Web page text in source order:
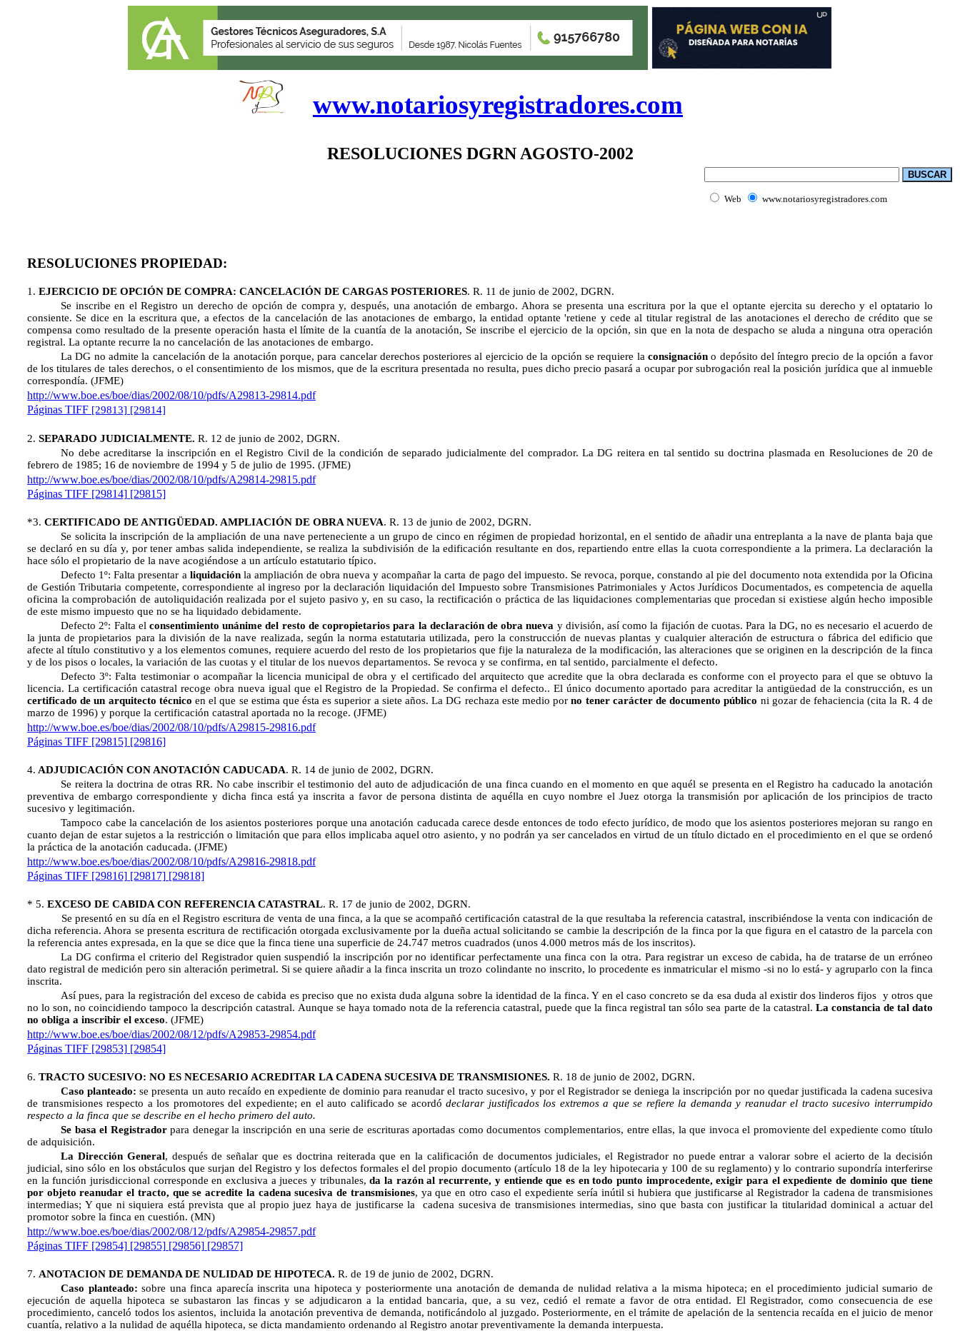
www.notariosyregistradores.com
RESOLUCIONES DGRN AGOSTO-2002
Web www.notariosyregistradores.com
RESOLUCIONES PROPIEDAD:
1. EJERCICIO DE OPCIÓN DE COMPRA: CANCELACIÓN DE CARGAS POSTERIORES. R. 11 de junio de 2002, DGRN.
Se inscribe en el Registro un derecho de opción de compra y, después, una anotación de embargo. Ahora se presenta una escritura por la que el optante ejercita su derecho y el optatario lo
consiente. Se dice en la escritura que, a efectos de la cancelación de las anotaciones de embargo, la entidad optante 'retiene y cede al titular registral de las anotaciones el derecho de crédito que se
compensa como resultado de la presente operación hasta el límite de la cuantía de la anotación, Se inscribe el ejercicio de la opción, sin que en la nota de despacho se aluda a ninguna otra operación
registral. La optante recurre la no cancelación de las anotaciones de embargo.
La DG no admite la cancelación de la anotación porque, para cancelar derechos posteriores al ejercicio de la opción se requiere la consignacióno depósito del íntegro precio de la opción a favor
de los titulares de tales derechos, o el consentimiento de los mismos, que de la escritura presentada no resulta, pues dicho precio pasará a ocupar por subrogación real la posición jurídica que al inmueble
correspondía. (JFME)
http://www.boe.es/boe/dias/2002/08/10/pdfs/A29813-29814.pdf
Páginas TIFF [29813] [29814]
2. SEPARADO JUDICIALMENTE. R. 12 de junio de 2002, DGRN.
No debe acreditarse la inscripción en el Registro Civil de la condición de separado judicialmente del comprador. La DG reitera en tal sentido su doctrina plasmada en Resoluciones de 20 de
febrero de 1985; 16 de noviembre de 1994 y 5 de julio de 1995. (JFME)
http://www.boe.es/boe/dias/2002/08/10/pdfs/A29814-29815.pdf
Páginas TIFF [29814] [29815]
*3. CERTIFICADO DE ANTIGÜEDAD. AMPLIACIÓN DE OBRA NUEVA. R. 13 de junio de 2002, DGRN.
Se solicita la inscripción de la ampliación de una nave perteneciente a un grupo de cinco en régimen de propiedad horizontal, en el sentido de añadir una entreplanta a la nave de planta baja que
se declaró en su día y, por tener ambas salida independiente, se realiza la subdivisión de la edificación resultante en dos, repartiendo entre ellas la cuota correspondiente a la primera. La declaración la
hace sólo el propietario de la nave acogiéndose a un artículo estatutario típico.
Defecto 1º: Falta presentar a liquidaciónla ampliación de obra nueva y acompañar la carta de pago del impuesto. Se revoca, porque, constando al pie del documento nota extendida por la Oficina
de Gestión Tributaria competente, correspondiente al ingreso por la declaración liquidación del Impuesto sobre Transmisiones Patrimoniales y Actos Jurídicos Documentados, es competencia de aquella
oficina la comprobación de autoliquidación realizada por el sujeto pasivo y, en su caso, la rectificación o práctica de las liquidaciones complementarias que procedan si existiese algún hecho imposible
de este mismo impuesto que no se ha liquidado debidamente.
Defecto 2º: Falta elconsentimiento unánime del resto de copropietarios para la declaración de obra nueva y división, así como la fijación de cuotas. Para la DG, no es necesario el acuerdo de
la junta de propietarios para la división de la nave realizada, según la norma estatutaria utilizada, pero la construcción de nuevas plantas y cualquier alteración de estructura o fábrica del edificio que
afecte al título constitutivo y a los elementos comunes, requiere acuerdo del resto de los propietarios que fije la naturaleza de la modificación, las alteraciones que se originen en la descripción de la finca
y de los pisos o locales, la variación de las cuotas y el titular de los nuevos departamentos. Se revoca y se confirma, en tal sentido, parcialmente el defecto.
Defecto 3º: Falta testimoniar o acompañar la licencia municipal de obra y el certificado del arquitecto que acredite que la obra declarada es conforme con el proyecto para el que se obtuvo la
licencia. La certificación catastral recoge obra nueva igual que el Registro de la Propiedad. Se confirma el defecto.. El único documento aportado para acreditar la antigüedad de la construcción, es un
certificado de un arquitecto técnico en el que se estima que ésta es superior a siete años. La DG rechaza este medio porno tener carácter de documento público ni gozar de fehaciencia (cita la R. 4 de
marzo de 1996) y porque la certificación catastral aportada no la recoge. (JFME)
http://www.boe.es/boe/dias/2002/08/10/pdfs/A29815-29816.pdf
Páginas TIFF [29815] [29816]
4. ADJUDICACIÓN CON ANOTACIÓN CADUCADA. R. 14 de junio de 2002, DGRN.
Se reitera la doctrina de otras RR. No cabe inscribir el testimonio del auto de adjudicación de una finca cuando en el momento en que aquél se presenta en el Registro ha caducado la anotación
preventiva de embargo correspondiente y dicha finca está ya inscrita a favor de persona distinta de aquélla en cuyo nombre el Juez otorga la transmisión por aplicación de los principios de tracto
sucesivo y legitimación.
Tampoco cabe la cancelación de los asientos posteriores porque una anotación caducada carece desde entonces de todo efecto jurídico, de modo que los asientos posteriores mejoran su rango en
cuanto dejan de estar sujetos a la restricción o limitación que para ellos implicaba aquel otro asiento, y no podrán ya ser cancelados en virtud de un título dictado en el procedimiento en el que se ordenó
la práctica de la anotación caducada. (JFME)
http://www.boe.es/boe/dias/2002/08/10/pdfs/A29816-29818.pdf
Páginas TIFF [29816] [29817] [29818]
* 5. EXCESO DE CABIDA CON REFERENCIA CATASTRAL. R. 17 de junio de 2002, DGRN.
Se presentó en su día en el Registro escritura de venta de una finca, a la que se acompañó certificación catastral de la que resultaba la referencia catastral, inscribiéndose la venta con indicación de
dicha referencia. Ahora se presenta escritura de rectificación otorgada exclusivamente por la dueña actual solicitando se cambie la descripción de la finca por la que figura en el catastro de la parcela con
la referencia antes expresada, en la que se dice que la finca tiene una superficie de 24.747 metros cuadrados (unos 4.000 metros más de los inscritos).
La DG confirma el criterio del Registrador quien suspendió la inscripción por no identificar perfectamente una finca con la otra. Para registrar un exceso de cabida, ha de tratarse de un erróneo
dato registral de medición pero sin alteración perimetral. Si se quiere añadir a la finca inscrita un trozo colindante no inscrito, lo procedente es inmatricular el mismo -si no lo está- y agruparlo con la finca
inscrita.
Así pues, para la registración del exceso de cabida es preciso que no exista duda alguna sobre la identidad de la finca. Y en el caso concreto se da esa duda al existir dos linderos fijos y otros que
no lo son, no coincidiendo tampoco la descripción catastral. Aunque se haya tomado nota de la referencia catastral, puede que la finca registral tan sólo sea parte de la catastral. La constancia de tal dato
no obliga a inscribir el exceso. (JFME)
http://www.boe.es/boe/dias/2002/08/12/pdfs/A29853-29854.pdf
Páginas TIFF [29853] [29854]
6. TRACTO SUCESIVO: NO ES NECESARIO ACREDITAR LA CADENA SUCESIVA DE TRANSMISIONES. R. 18 de junio de 2002, DGRN.
Caso planteado: se presenta un auto recaído en expediente de dominio para reanudar el tracto sucesivo, y por el Registrador se deniega la inscripción por no quedar justificada la cadena sucesiva
de transmisiones respecto a los promotores del expediente; en el auto calificado se acordó declarar justificados los extremos a que se refiere la demanda y reanudar el tracto sucesivo interrumpido
respecto a la finca que se describe en el hecho primero del auto.
Se basa el Registradorpara denegar la inscripción en una serie de escrituras aportadas como documentos complementarios, entre ellas, la que invoca el promoviente del expediente como título
de adquisición.
La Dirección General, después de señalar que es doctrina reiterada que en la calificación de documentos judiciales, el Registrador no puede entrar a valorar sobre el acierto de la decisión
judicial, sino sólo en los obstáculos que surjan del Registro y los defectos formales el del propio documento (artículo 18 de la ley hipotecaria y 100 de su reglamento) y lo contrario supondría interferirse
en la función jurisdiccional corresponde en exclusiva a jueces y tribunales, da la razón al recurrente, y entiende que es en todo punto improcedente, exigir para el expediente de dominio que tiene
por objeto reanudar el tracto, que se acredite la cadena sucesiva de transmisiones, ya que en otro caso el expediente sería inútil si hubiera que justificarse al Registrador la cadena de transmisiones
intermedias; Y que ni siquiera está prevista que al propio juez haya de justificarse la
cadena sucesiva de transmisiones intermedias, sino que basta con justificar la titularidad dominical a actuar del
promotor sobre la finca en cuestión. (MN)
http://www.boe.es/boe/dias/2002/08/12/pdfs/A29854-29857.pdf
Páginas TIFF [29854] [29855] [29856] [29857]
7. ANOTACION DE DEMANDA DE NULIDAD DE HIPOTECA. R. de 19 de junio de 2002, DGRN.
Caso planteado: sobre una finca aparecía inscrita una hipoteca y posteriormente una anotación de demanda de nulidad relativa a la misma hipoteca; en el procedimiento judicial sumario de
ejecución de aquella hipoteca se subastaron las fincas y se adjudicaron a la entidad bancaria, que, a su vez, cedió el remate a favor de otra entidad. El Registrador, como consecuencia de ese
procedimiento, canceló todos los asientos, incluida la anotación preventiva de demanda, notificándolo al juzgado. Posteriormente, en el trámite de apelación de la sentencia recaída en el juicio de menor
cuantía, relativo a la nulidad de aquélla hipoteca, se dicta mandamiento ordenando al Registro anotar preventivamente la demanda interpuesta.